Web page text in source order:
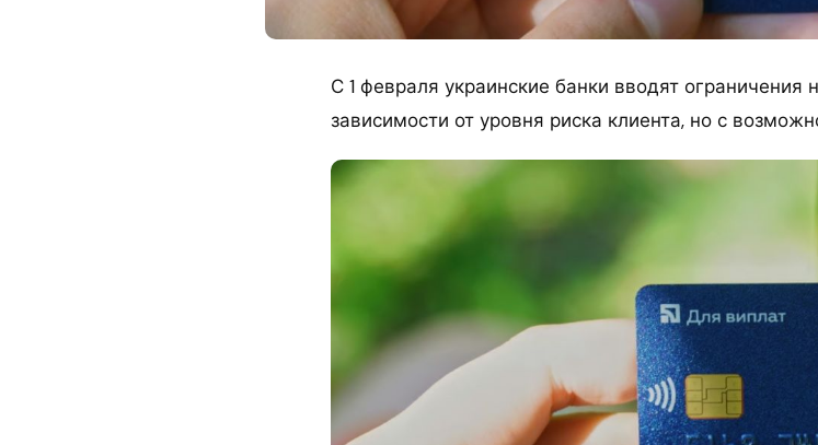
С 1 февраля украинские банки вводят ограничения
зависимости от уровня риска клиента, но с